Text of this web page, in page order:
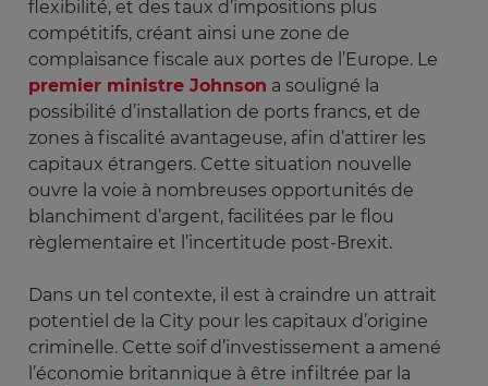
flexibilité, et des taux d’impositions plus
compétitifs, créant ainsi une zone de
complaisance fiscale aux portes de l’Europe. Le
premier ministre Johnson a souligné la
possibilité d’installation de ports francs, et de
zones à fiscalité avantageuse, afin d’attirer les
capitaux étrangers. Cette situation nouvelle
ouvre la voie à nombreuses opportunités de
blanchiment d’argent, facilitées par le flou
règlementaire et l’incertitude post-Brexit.
Dans un tel contexte, il est à craindre un attrait
potentiel de la City pour les capitaux d’origine
criminelle. Cette soif d’investissement a amené
l’économie britannique à être infiltrée par la